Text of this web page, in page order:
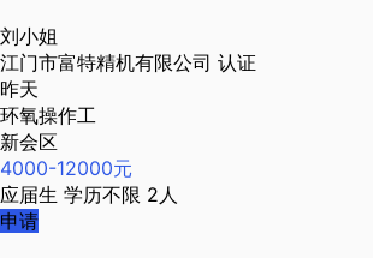
刘小姐
江门市富特精机有限公司 认证
昨天
环氧操作工
新会区
4000-12000元
应届生 学历不限 2人
申请